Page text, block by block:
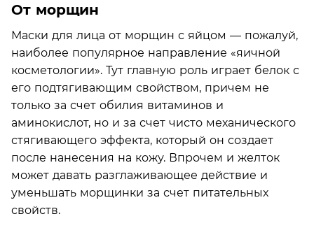
От морщин
Маски для лица от морщин с яйцом — пожалуй,
наиболее популярное направление «яичной
косметологии». Тут главную роль играет белок с
его подтягивающим свойством, причем не
только за счет обилия витаминов и
аминокислот, но и за счет чисто механического
стягивающего эффекта, который он создает
после нанесения на кожу. Впрочем и желток
может давать разглаживающее действие и
уменьшать морщинки за счет питательных
свойств.